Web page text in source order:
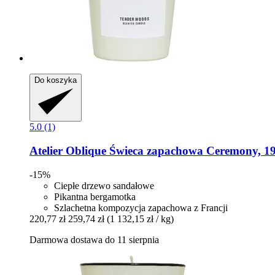
Do koszyka
5.0 (1)
Atelier Oblique Świeca zapachowa Ceremony,
-15%
Ciepłe drzewo sandałowe
Pikantna bergamotka
Szlachetna kompozycja zapachowa z Francji
220,77 zł 259,74 zł (1 132,15 zł / kg)
Darmowa dostawa do 11 sierpnia